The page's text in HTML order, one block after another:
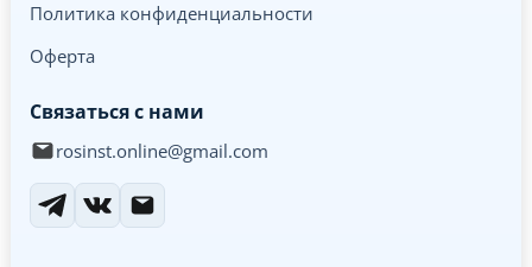
Политика конфиденциальности
Оферта
Связаться с нами
rosinst.online@gmail.com